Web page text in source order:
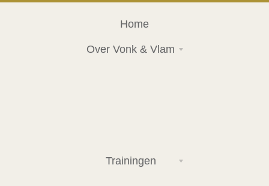
Home
Over Vonk & Vlam
Trainingen